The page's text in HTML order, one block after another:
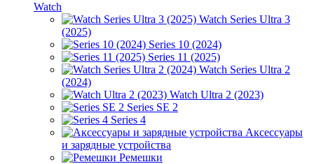
Watch
Watch Series Ultra 3
(2025)
Series 10 (2024)
Series 11 (2025)
Watch Series Ultra 2
(2024)
Watch Ultra 2 (2023)
Series SE 2
Series 4
Аксессуары
и зарядные устройства
Ремешки